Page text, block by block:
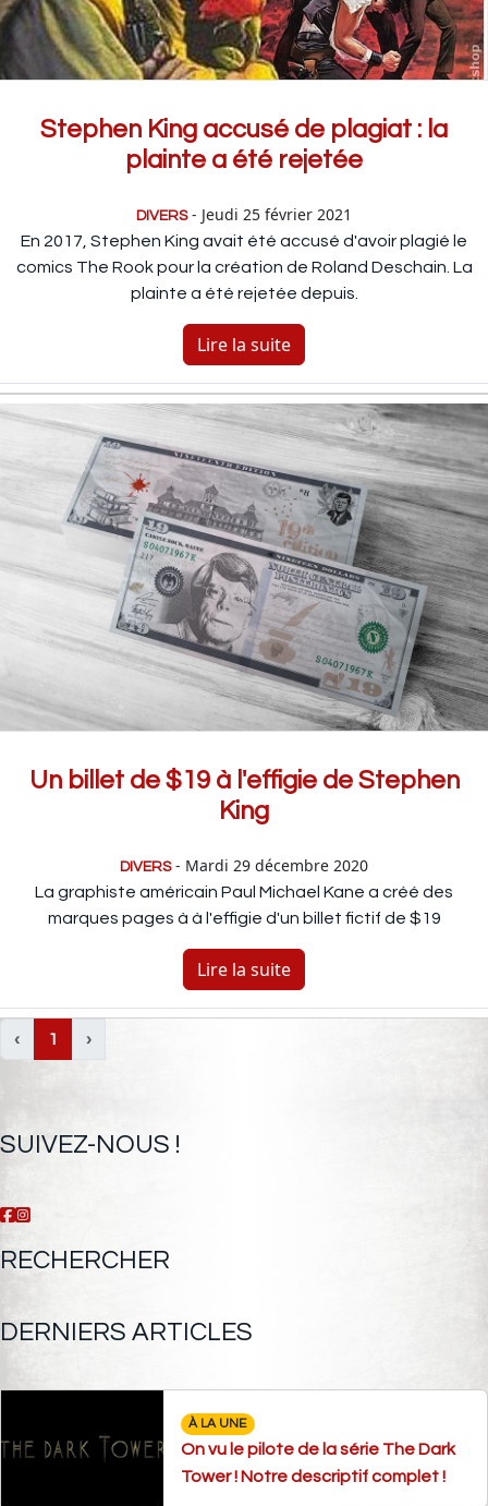
Stephen King accusé de plagiat : la
plainte a été rejetée
DIVERS- Jeudi 25 février 2021
En 2017, Stephen King avait été accusé d'avoir plagié le
comics The Rook pour la création de Roland Deschain. La
plainte a été rejetée depuis.
Lire la suite
Un billet de $19 à l'effigie de Stephen
King
DIVERS- Mardi 29 décembre 2020
La graphiste américain Paul Michael Kane a créé des
marques pages à à l'effigie d'un billet fictif de $19
Lire la suite
‹ 1 ›
SUIVEZ-NOUS !
RECHERCHER
DERNIERS ARTICLES
À LA UNE
On vu le pilote de la série The Dark
Tower ! Notre descriptif complet !